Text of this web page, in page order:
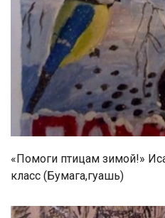
«Помоги птицам зимой!»
класс (Бумага,гуашь)